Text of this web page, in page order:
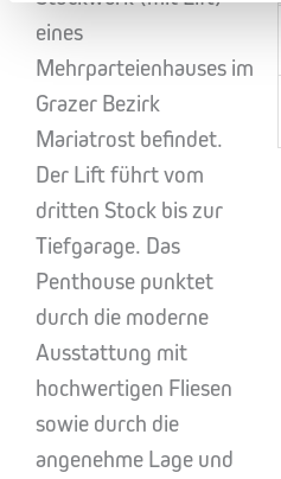
eines
Mehrparteienhauses im
Grazer Bezirk
Mariatrost befindet.
Der Lift führt vom
dritten Stock bis zur
Tiefgarage. Das
Penthouse punktet
durch die moderne
Ausstattung mit
hochwertigen Fliesen
sowie durch die
angenehme Lage und